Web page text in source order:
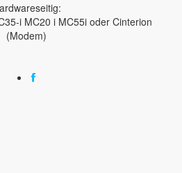
i MC20 i MC55i oder Cinterion
(Modem)